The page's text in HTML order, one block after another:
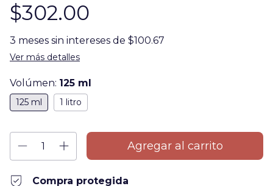
$302.00
3 meses sin intereses de $100.67
Ver más detalles
Volúmen: 125 ml
125 ml 1 litro
Compra protegida